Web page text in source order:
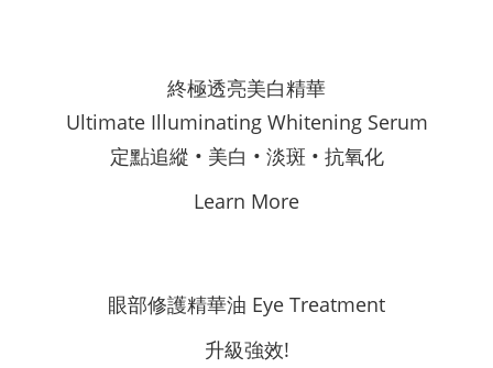
終極透亮美白精華
Ultimate Illuminating Whitening Serum
定點追縱 • 美白 • 淡斑 • 抗氧化
Learn More
眼部修護精華油 Eye Treatment
升級強效!